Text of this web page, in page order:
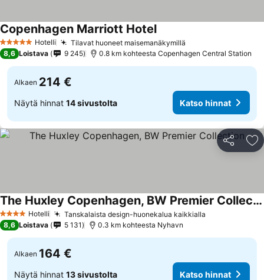
5 Tähtiluokitus
Hotelli Tilavat huoneet maisemanäkymillä
Copenhagen Marriott HotelKatso hinnat
8,6 Loistava 9 245 0.8 km kohteesta Copenhagen Central Station
Alkaen 214 €
Näytä hinnat 14 sivustolta Katso hinnat
Jaa
4 Tähtiluokitus
Hotelli Tanskalaista design-huonekalua kaikkialla
The Huxley Copenhagen, BW Premier Collection
Katso hinnat
8,6 Loistava 5 131 0.3 km kohteesta Nyhavn
Alkaen 164 €
Näytä hinnat 13 sivustolta Katso hinnat